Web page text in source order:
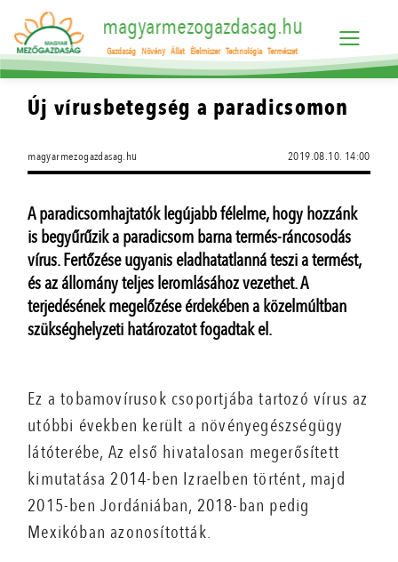
magyarmezogazdasag.hu
Gazdaság Növény Állat Élelmiszer Technológia Természet
Új vírusbetegség a paradicsomon
magyarmezogazdasag.hu 2019.08.10. 14:00
A paradicsomhajtatók legújabb félelme, hogy hozzánk
is begyűrűzik a paradicsom barna termés-ráncosodás
vírus. Fertőzése ugyanis eladhatatlanná teszi a termést,
és az állomány teljes leromlásához vezethet. A
terjedésének megelőzése érdekében a közelmúltban
szükséghelyzeti határozatot fogadtak el.
Ez a tobamovírusok csoportjába tartozó vírus az
utóbbi években került a növényegészségügy
látóterébe, Az első hivatalosan megerősített
kimutatása 2014-ben Izraelben történt, majd
2015-ben Jordániában, 2018-ban pedig
Mexikóban azonosították.